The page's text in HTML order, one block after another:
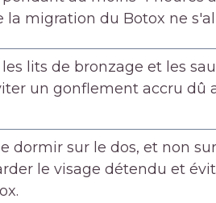
la migration du Botox ne
lits de bronzage et les
un gonflement accru dû
dormir sur le dos, et non
le visage détendu et